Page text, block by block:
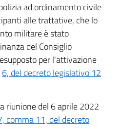
ad ordinamento civile
alle trattative, che lo
militare è stato
del Consiglio
per l'attivazione
6, del decreto legislativo 12
riunione del 6 aprile 2022
comma 11, del decreto